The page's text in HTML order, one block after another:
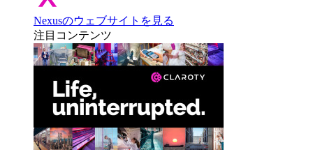
Nexusのウェブサイトを見る
注目コンテンツ